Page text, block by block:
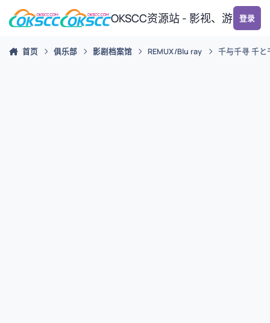
跳转到帖子
OKSCC资源站 - 影视、游戏、
登录
首页 俱乐部 影剧档案馆 REMUX/Blu ray 千与千寻 千